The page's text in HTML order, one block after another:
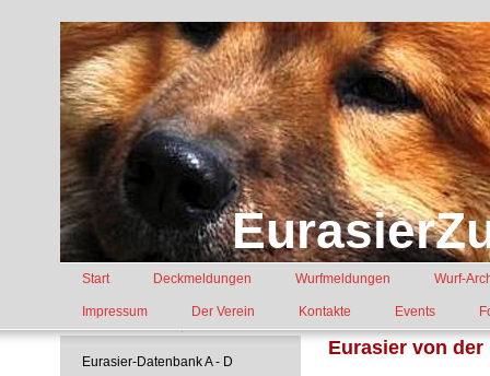
Start Deckmeldungen Wurfmeldungen Wurf-
Impressum Der Verein Kontakte Events
Eurasier-Datenbank A - D
Eurasier von der